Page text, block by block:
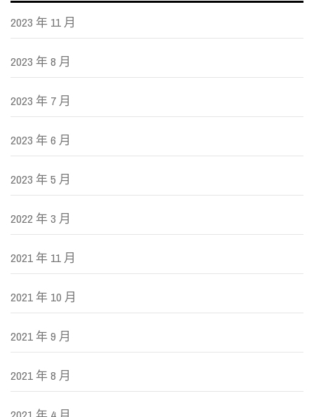
2023 年 11 月
2023 年 8 月
2023 年 7 月
2023 年 6 月
2023 年 5 月
2022 年 3 月
2021 年 11 月
2021 年 10 月
2021 年 9 月
2021 年 8 月